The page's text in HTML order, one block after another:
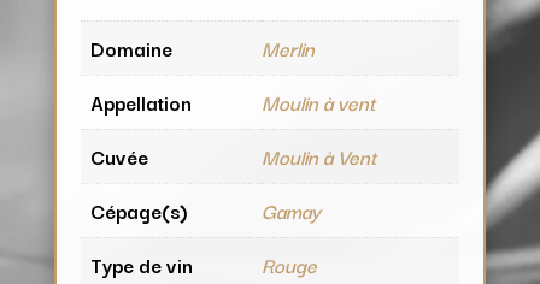
Domaine
Merlin
Appellation
Moulin à vent
Cuvée
Moulin à Vent
Cépage(s)
Gamay
Type de vin
Rouge